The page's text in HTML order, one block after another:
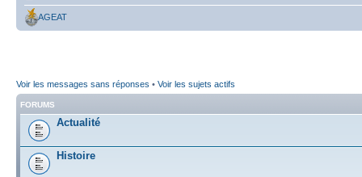
AGEAT
Voir les messages sans réponses • Voir les sujets actifs
FORUMS
Actualité
Histoire